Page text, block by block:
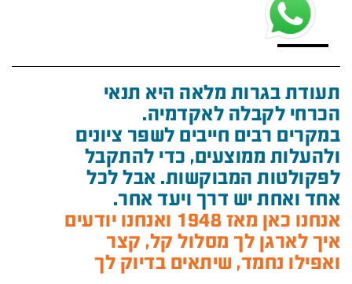
תעודת בגרות מלאה היא תנאי
הכרחי לקבלה לאקדמיה.
במקרים רבים חייבים לשפר ציונים
ולהעלות ממוצעים, כדי להתקבל
לפקולטות המבוקשות. אבל לכל
אחד ואחת יש דרך ויעד אחר.
אנחנו כאן מאז 1948 ואנחנו יודעים
איך לארגן לך מסלול קל, קצר
ואפילו נחמד, שיתאים בדיוק לך